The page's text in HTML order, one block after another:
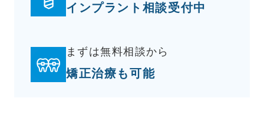
インプラント相談受付中
まずは無料相談から
矯正治療も可能